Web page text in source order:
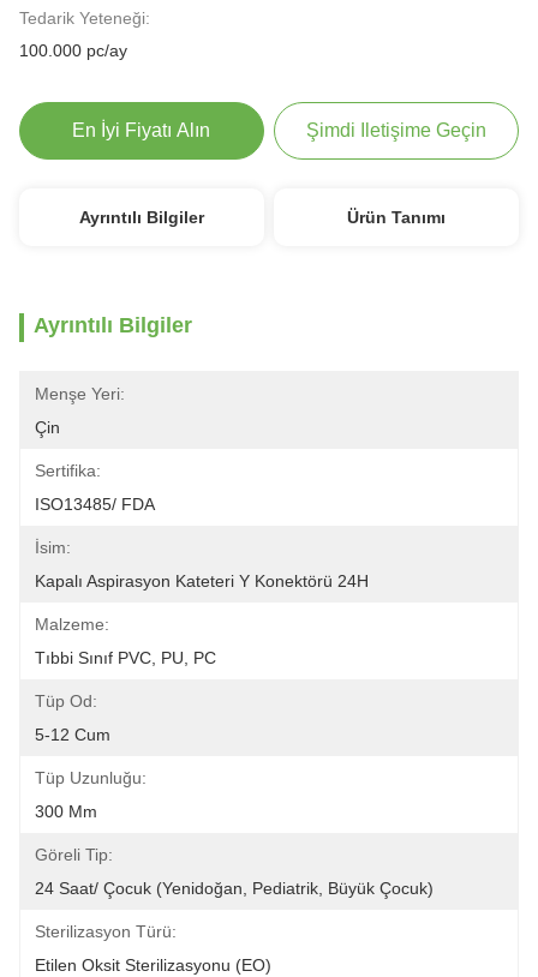
Tedarik Yeteneği:
100.000 pc/ay
En İyi Fiyatı Alın Şimdi Iletişime Geçin
Ayrıntılı Bilgiler Ürün Tanımı
Ayrıntılı Bilgiler
Menşe Yeri:
Çin
Sertifika:
ISO13485/ FDA
İsim:
Kapalı Aspirasyon Kateteri Y Konektörü 24H
Malzeme:
Tıbbi Sınıf PVC, PU, ​​PC
Tüp Od:
5-12 Cum
Tüp Uzunluğu:
300 Mm
Göreli Tip:
24 Saat/ Çocuk (Yenidoğan, Pediatrik, Büyük Çocuk)
Sterilizasyon Türü:
Etilen Oksit Sterilizasyonu (EO)